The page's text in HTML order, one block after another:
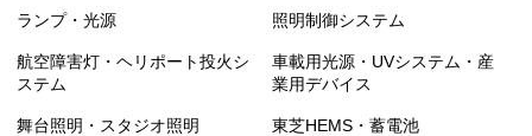
ランプ・光源 照明制御システム
航空障害灯・ヘリポート投火シ
ステム
車載用光源・UVシステム・産
業用デバイス
舞台照明・スタジオ照明 東芝HEMS・蓄電池